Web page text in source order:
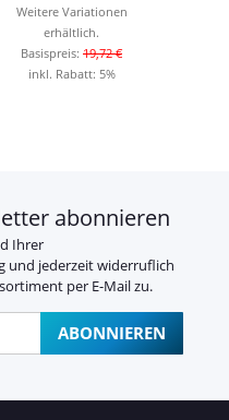
Weitere Variationen
erhältlich.
Basispreis: 19,72 €
inkl. Rabatt: 5%
abonnieren
Ihrer
und jederzeit widerruflich
per E-Mail zu.
ABONNIEREN